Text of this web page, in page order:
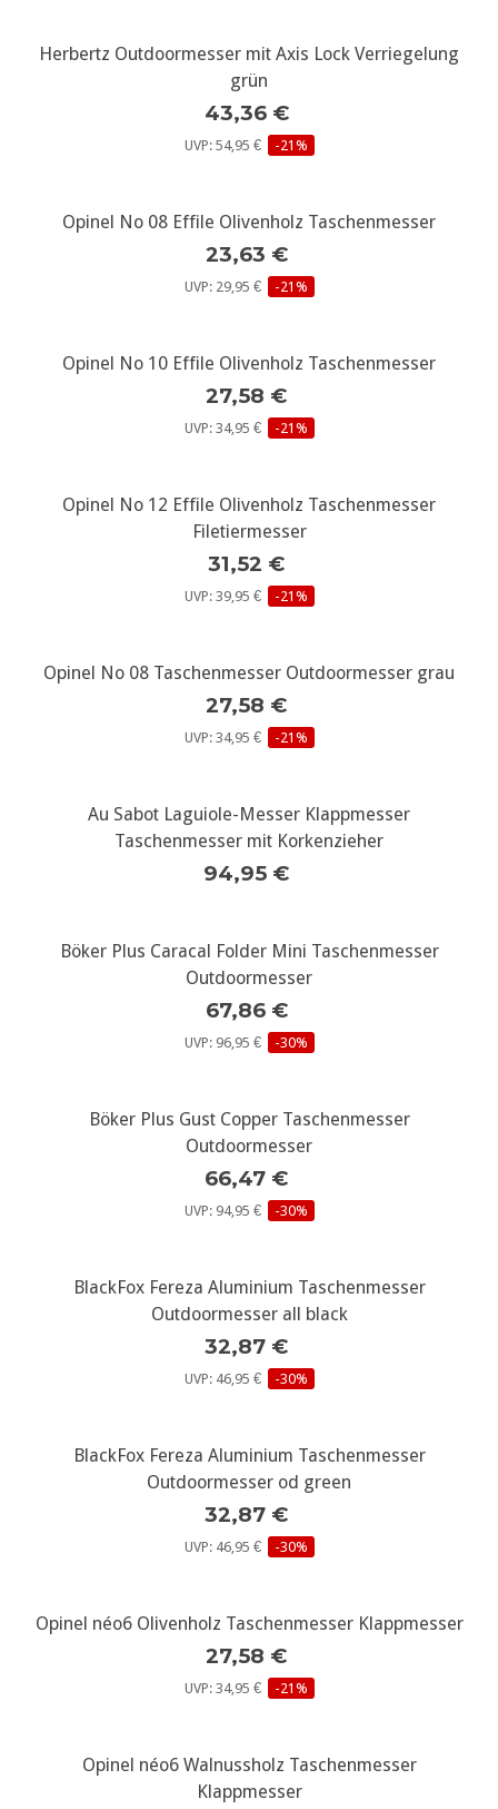
Herbertz Outdoormesser mit Axis Lock Verriegelung
grün
43,36 €
UVP: 54,95 € -21%
Opinel No 08 Effile Olivenholz Taschenmesser
23,63 €
UVP: 29,95 € -21%
Opinel No 10 Effile Olivenholz Taschenmesser
27,58 €
UVP: 34,95 € -21%
Opinel No 12 Effile Olivenholz Taschenmesser
Filetiermesser
31,52 €
UVP: 39,95 € -21%
Opinel No 08 Taschenmesser Outdoormesser grau
27,58 €
UVP: 34,95 € -21%
Au Sabot Laguiole-Messer Klappmesser
Taschenmesser mit Korkenzieher
94,95 €
Böker Plus Caracal Folder Mini Taschenmesser
Outdoormesser
67,86 €
UVP: 96,95 € -30%
Böker Plus Gust Copper Taschenmesser
Outdoormesser
66,47 €
UVP: 94,95 € -30%
BlackFox Fereza Aluminium Taschenmesser
Outdoormesser all black
32,87 €
UVP: 46,95 € -30%
BlackFox Fereza Aluminium Taschenmesser
Outdoormesser od green
32,87 €
UVP: 46,95 € -30%
Opinel néo6 Olivenholz Taschenmesser Klappmesser
27,58 €
UVP: 34,95 € -21%
Opinel néo6 Walnussholz Taschenmesser
Klappmesser